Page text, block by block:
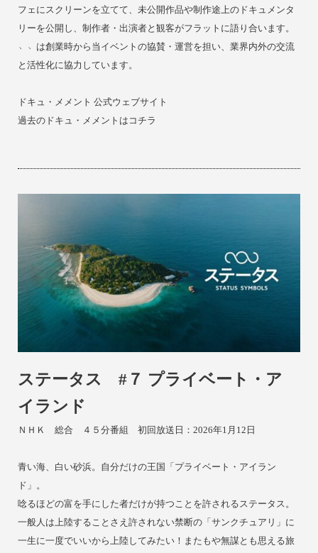
フェにスクリーンを立てて、未公開作品や制作途上のドキュメンタ
リーを公開し、制作者・出演者と観客がフラットに語り合います。
﹅﹅は創業時から当イベントの協賛・運営を担い、業界内外の交流
と活性化に協力しています。
ドキュ・メメント 公式ウェブサイト
過去のドキュ・メメントはコチラ
ステータス #７ プライベート・ア
イランド
ＮＨＫ 総合 ４５分番組 初回放送日：2026年1月12日
青い海、白い砂浜。自分だけの王国「プライベート・アイラン
ド」。
唸るほどの富を手にした者だけが持つことを許されるステータス。
一般人は上陸することさえ許されない禁断の「サンクチュアリ」に
一生に一度でいいから上陸してみたい！またもや無謀とも思える旅